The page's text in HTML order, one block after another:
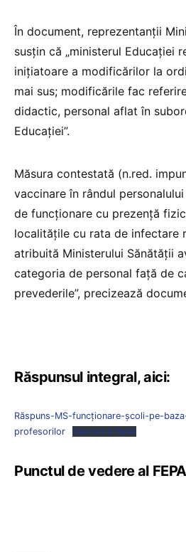
În document, reprezentanții
susțin că „ministerul Educației
inițiatoare a modificărilor la
mai sus; modificările fac
didactic, personal aflat în
Educației”.
Măsura contestată (n.red.
vaccinare în rândul
de funcționare cu prezență
localitățile cu rata de infectare
atribuită Ministerului Sănătății
categoria de personal față de
prevederile”, precizează
Răspunsul integral, aici:
Răspuns-MS-funcționare-școli-pe-
profesorilor
Descarcă fișier
Punctul de vedere al